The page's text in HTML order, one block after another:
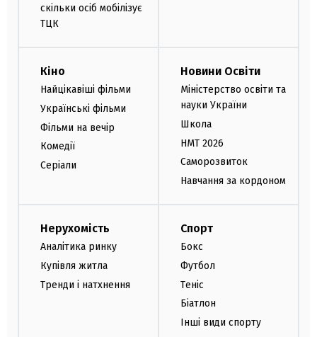
скільки осіб мобілізує
ТЦК
Кіно
Найцікавіші фільми
Українські фільми
Фільми на вечір
Комедії
Серіали
Новини Освіти
Міністерство освіти та
науки України
Школа
НМТ 2026
Саморозвиток
Навчання за кордоном
Нерухомість
Аналітика ринку
Купівля житла
Тренди і натхнення
Спорт
Бокс
Футбол
Теніс
Біатлон
Інші види спорту